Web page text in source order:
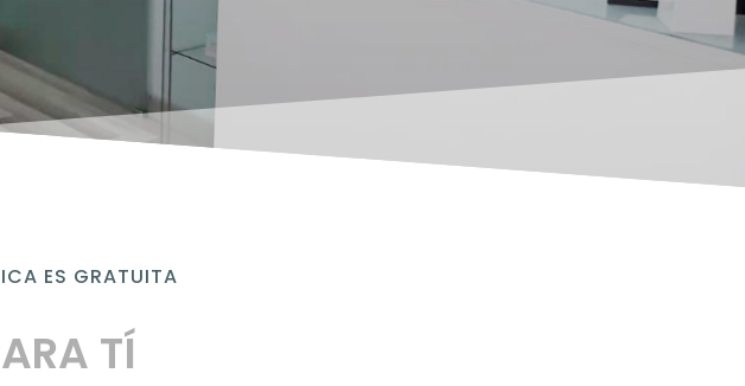
ES GRATUITA
TÍ